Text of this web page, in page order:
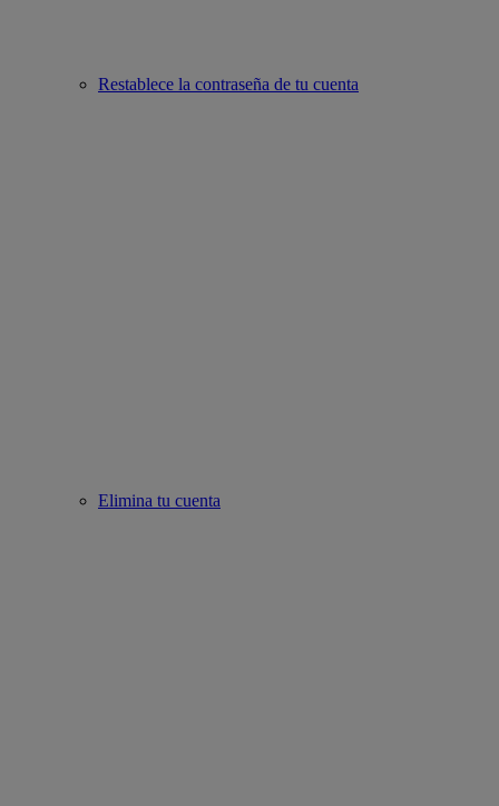
Restablece la contraseña de tu cuenta
Elimina tu cuenta